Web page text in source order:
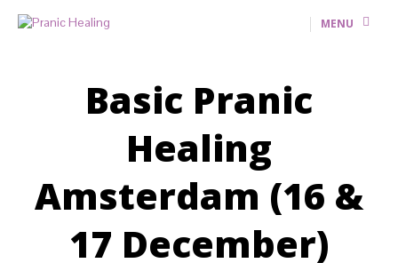
MENU
Basic Pranic
Healing
Amsterdam (16 &
17 December)